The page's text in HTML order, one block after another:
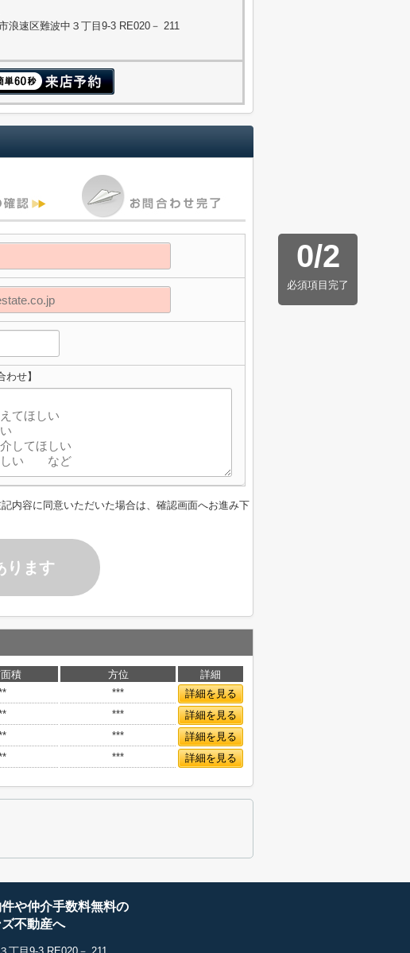
浪速区難波中３丁目9-3 RE020－ 211
0/2
必須項目完了
わせ】
内容に同意いただいた場合は、確認画面へお進み下
ります
積 方位
詳細
***
詳細を見る
***
詳細を見る
***
詳細を見る
*** 詳細を見る
や仲介手数料無料の
不動産へ